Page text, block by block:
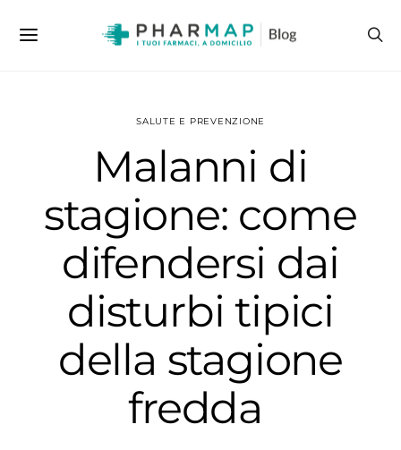
SALUTE E PREVENZIONE
Malanni di
stagione: come
difendersi dai
disturbi tipici
della stagione
fredda